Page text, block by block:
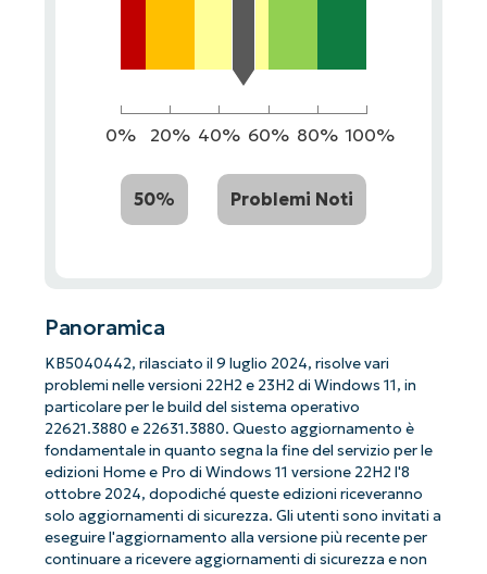
0% 20% 40% 60% 80% 100%
50% Problemi Noti
Panoramica
KB5040442, rilasciato il 9 luglio 2024, risolve vari
problemi nelle versioni 22H2 e 23H2 di Windows 11, in
particolare per le build del sistema operativo
22621.3880 e 22631.3880. Questo aggiornamento è
fondamentale in quanto segna la fine del servizio per le
edizioni Home e Pro di Windows 11 versione 22H2 l'8
ottobre 2024, dopodiché queste edizioni riceveranno
solo aggiornamenti di sicurezza. Gli utenti sono invitati a
eseguire l'aggiornamento alla versione più recente per
continuare a ricevere aggiornamenti di sicurezza e non